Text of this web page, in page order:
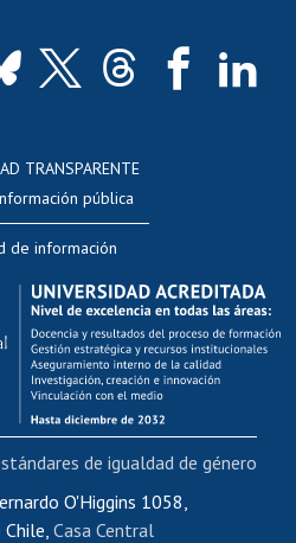
docente
académica
al AUCAI
os
de capacitación
del personal
interna
de renta
renta honorarios
TRANSPARENTE
pública
de información
O'Higgins 1058,
Casa Central
de igualdad de género